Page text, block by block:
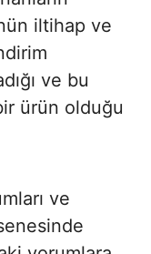
iltihap ve
ve bu
ürün olduğu
ve